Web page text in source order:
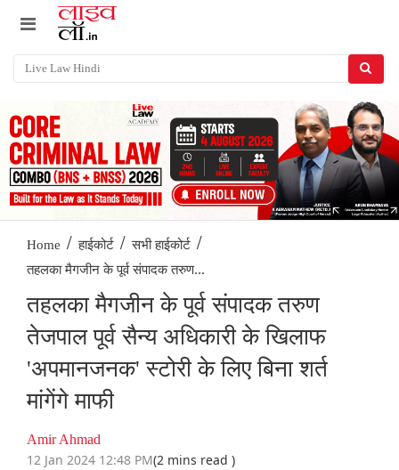
Home / हाईकोर्ट / सभी हाईकोर्ट /
तहलका मैगजीन के पूर्व संपादक तरुण...
तहलका मैगजीन के पूर्व संपादक तरुण
तेजपाल पूर्व सैन्य अधिकारी के खिलाफ
'अपमानजनक' स्टोरी के लिए बिना शर्त
मांगेंगे माफी
Amir Ahmad
12 Jan 2024 12:48 PM(2 mins read )